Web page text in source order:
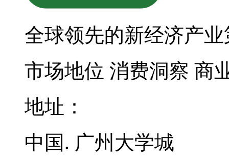
全球领先的新经济产
市场地位 消费洞察 商
地址：
中国. 广州大学城